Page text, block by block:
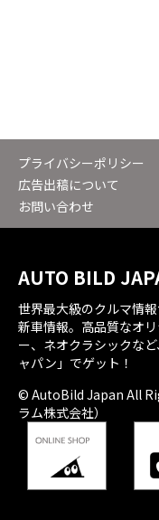
プライバシーポリシー
広告出稿について
お問い合わせ
AUTO BILD
世界最大級のクルマ情
新車情報。高品質なオ
ー、ネオクラシックな
ャパン」でゲット！
© AutoBild Japan All
ラム株式会社）